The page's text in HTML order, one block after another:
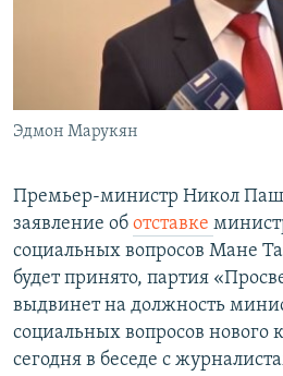
Все сайты Радио Азатутюн
Эдмон Марукян
Премьер-министр Никол
заявление об отставке
социальных вопросов Мане
будет принято, партия
выдвинет на должность
социальных вопросов нового
сегодня в беседе с